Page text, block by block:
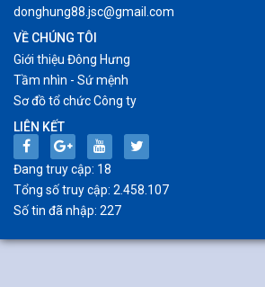
donghung88.jsc@gmail.com
VỀ CHÚNG TÔI
Giới thiệu Đông Hưng
Tầm nhìn - Sứ mệnh
Sơ đồ tổ chức Công ty
LIÊN KẾT
Đang truy cập: 18
Tổng số truy cập: 2.458.107
Số tin đã nhập: 227